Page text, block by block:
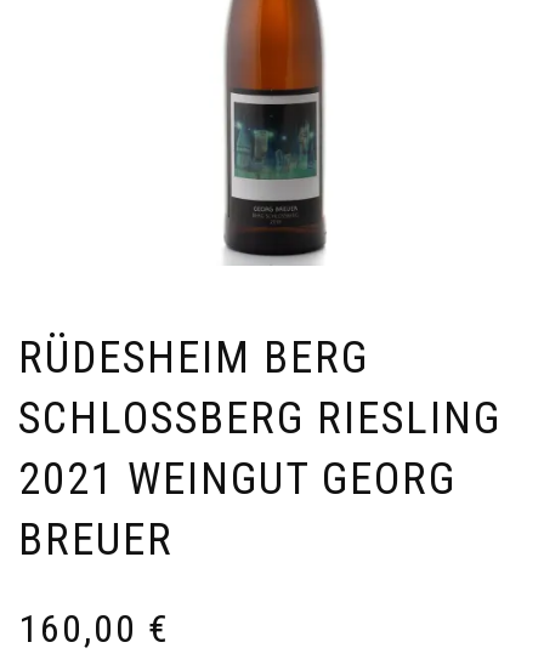
RÜDESHEIM BERG
SCHLOSSBERG RIESLING
2021 WEINGUT GEORG
BREUER
160,00 €